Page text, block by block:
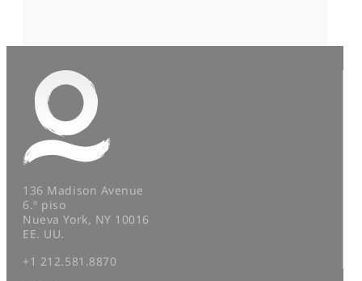
136 Madison Avenue
6.º piso
Nueva York, NY 10016
EE. UU.
+1 212.581.8870